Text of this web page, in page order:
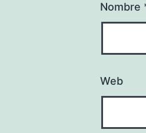
Nombre
Web